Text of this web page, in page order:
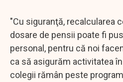
"Cu siguranţă, recalcularea
dosare de pensii poate fi
personal, pentru că noi
ca să asigurăm activitatea
colegii rămân peste